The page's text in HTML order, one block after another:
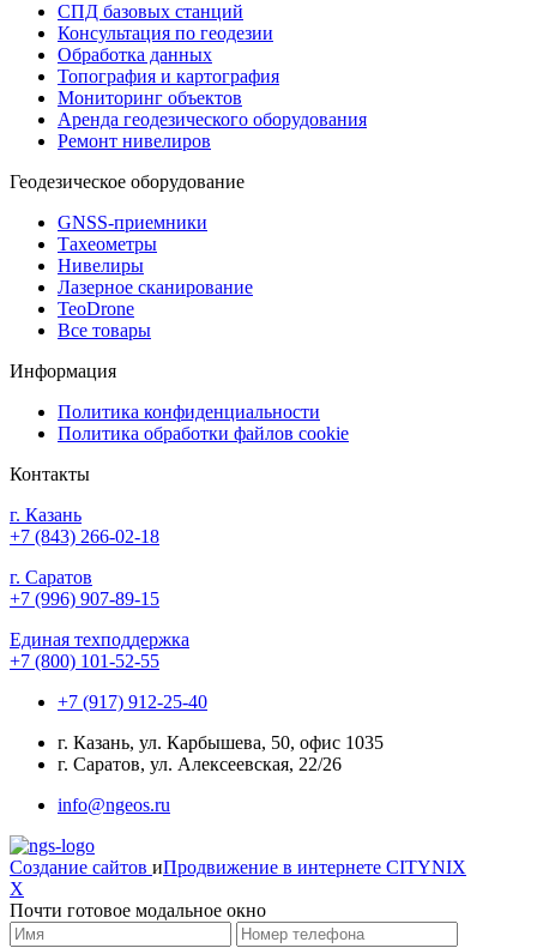
СПД базовых станций
Консультация по геодезии
Обработка данных
Топография и картография
Мониторинг объектов
Аренда геодезического оборудования
Ремонт нивелиров
Геодезическое оборудование
GNSS-приемники
Тахеометры
Нивелиры
Лазерное сканирование
TeoDrone
Все товары
Информация
Политика конфиденциальности
Политика обработки файлов cookie
Контакты
г. Казань
+7 (843) 266-02-18
г. Саратов
+7 (996) 907-89-15
Единая техподдержка
+7 (800) 101-52-55
+7 (917) 912-25-40
г. Казань, ул. Карбышева, 50, офис 1035
г. Саратов, ул. Алексеевская, 22/26
info@ngeos.ru
Создание сайтов иПродвижение в интернете CITYNIX
X
Почти готовое модальное окно